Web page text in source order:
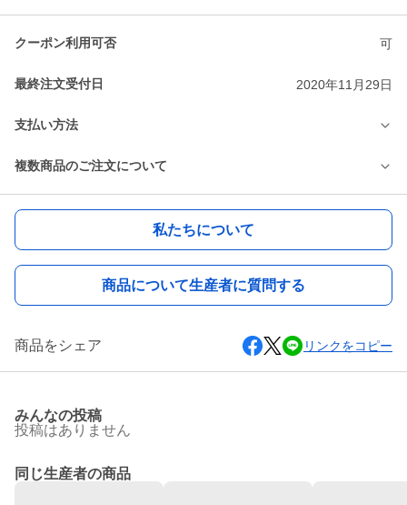
クーポン利用可否 可
最終注文受付日 2020年11月29日
支払い方法
複数商品のご注文について
私たちについて
商品について生産者に質問する
商品をシェア リンクをコピー
みんなの投稿
投稿はありません
同じ生産者の商品